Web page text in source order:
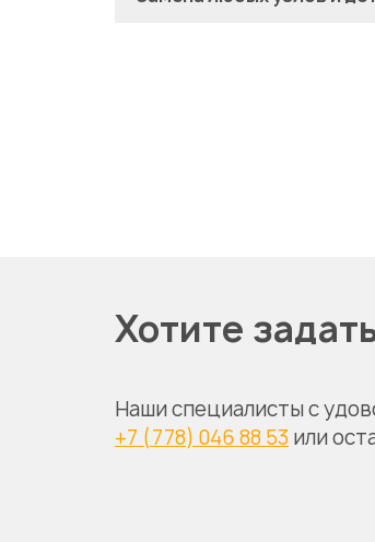
Хотите
Наши специалисты с
+7 (778) 046 88 53 или